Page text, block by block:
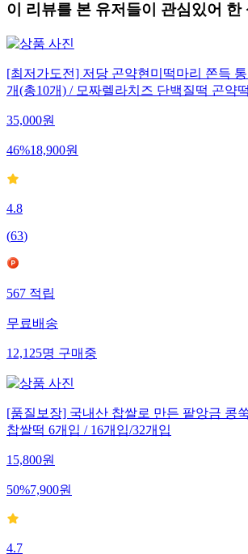
이 리뷰를 본 유저들이 관심있어 한
[최저가도전] 저당 곤약현미떡마리 쫀득
개(총10개) / 모짜렐라치즈 단백질떡 곤약떡
35,000원
46%18,900원
4.8
(63)
567 적립
무료배송
12,125명 구매중
[품질보장] 국내산 찹쌀로 만든 팥앙금 콩
찹쌀떡 6개입 / 16개입/32개입
15,800원
50%7,900원
4.7